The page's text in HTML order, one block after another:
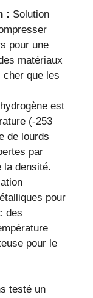
: Solution
pour une
matériaux
que les
est
(-253
de lourds
par
la densité.
pour
des
pour le
testé un